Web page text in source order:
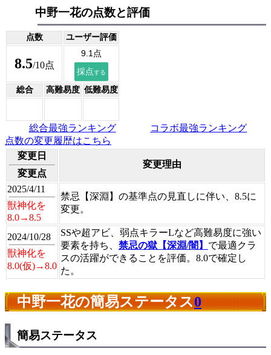
中野一花の点数と評価
点数 ユーザー評価
8.5/10点
総合 高難易度 低難易度
総合最強ランキング
コラボ最強ランキング
点数の変更履歴はこちら
変更日
変更点
変更理由
2025/4/11
獣神化を
8.0→8.5
禁忌【深淵】の基準点の見直しに伴い、8.5に
変更。
2024/10/28
獣神化を
8.0(仮)→8.0
SSや超アビ、弱点キラーLなど高難易度に強い
要素を持ち、 禁忌の獄【深淵/闇】 で最適クラ
スの活躍ができることを評価。8.0で確定し
た。
中野一花の簡易ステータス0
簡易ステータス